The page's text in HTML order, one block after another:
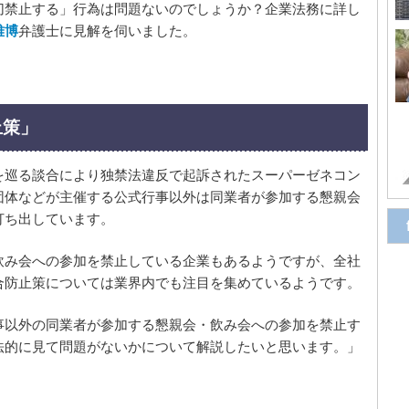
止する」行為は問題ないのでしょうか？企業法務に詳し
博弁護士に見解を伺いました。
」
る談合により独禁法違反で起訴されたスーパーゼネコン
などが主催する公式行事以外は同業者が参加する懇親会
出しています。
会への参加を禁止している企業もあるようですが、全社
止策については業界内でも注目を集めているようです。
外の同業者が参加する懇親会・飲み会への参加を禁止す
に見て問題がないかについて解説したいと思います。」